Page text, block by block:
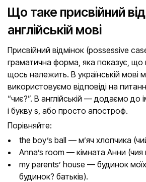
Що таке присвійний
англійській мові
Присвійний відмінок (possessive
граматична форма, яка показує,
щось належить. В українській мові
використовуємо відповіді на
“чиє?”. В англійській — додаємо до
і букву s, або просто апостроф.
Порівняйте:
the boy’s ball — м’яч хлопчика
Anna’s room — кімната Анни (чия
my parents’ house — будинок моїх
будинок? батьків).